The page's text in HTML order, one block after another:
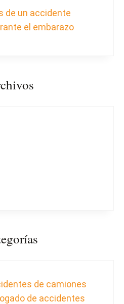
de un accidente
el embarazo
de camiones
de accidentes